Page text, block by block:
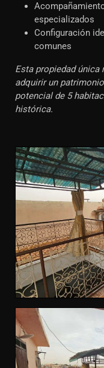
especializados
Configuración
comunes
Esta propiedad única
adquirir un
potencial de 5
histórica.